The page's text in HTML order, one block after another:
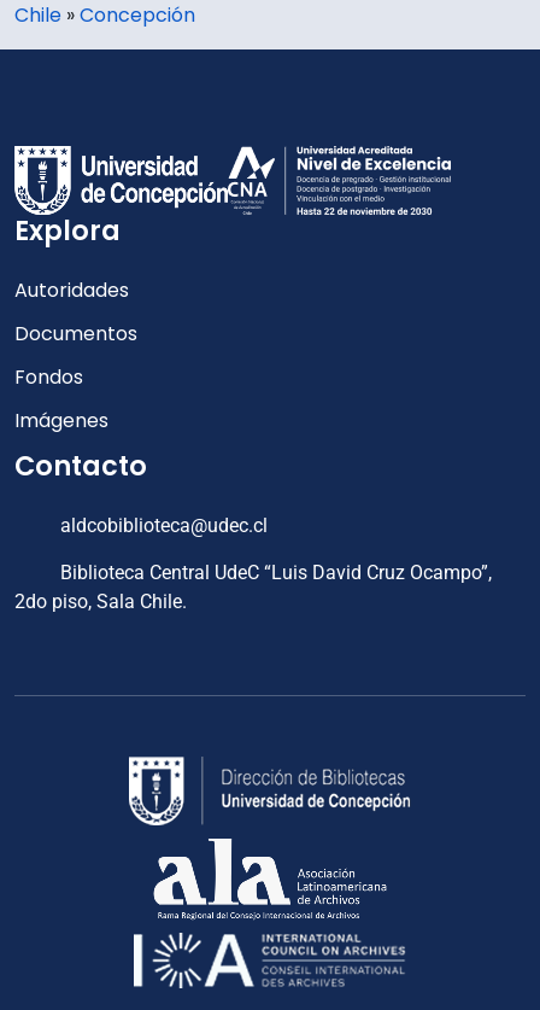
Chile »Concepción
Explora
Autoridades
Documentos
Fondos
Imágenes
Contacto
aldcobiblioteca@udec.cl
Biblioteca Central UdeC “Luis David Cruz Ocampo”,
2do piso, Sala Chile.